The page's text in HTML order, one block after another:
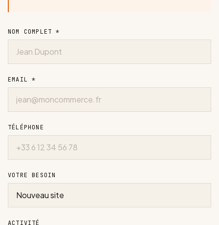
NOM COMPLET *
EMAIL *
TÉLÉPHONE
VOTRE BESOIN
ACTIVITÉ